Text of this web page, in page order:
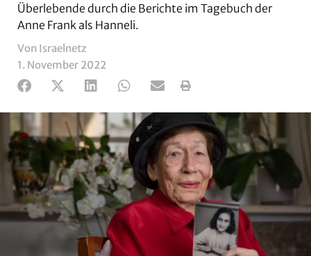
Überlebende durch die Berichte im Tagebuch der
Anne Frank als Hanneli.
Von Israelnetz
1. November 2022